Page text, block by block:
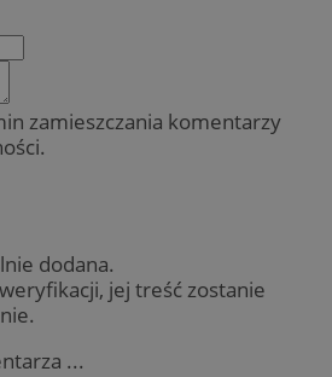
zamieszczania komentarzy
dodana.
jej treść zostanie
...